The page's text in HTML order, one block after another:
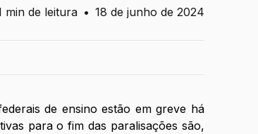
min de leitura • 18 de junho de 2024
de ensino estão em greve há
para o fim das paralisações são,